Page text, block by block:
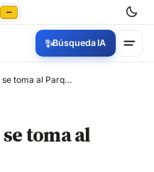
—
✨Búsqueda IA
Agenda navideña se toma al Parque Caracolí
toma al